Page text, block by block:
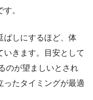
。
ばしにするほど、体
いきます。目安として
のが望ましいとされ
ったタイミングが最適